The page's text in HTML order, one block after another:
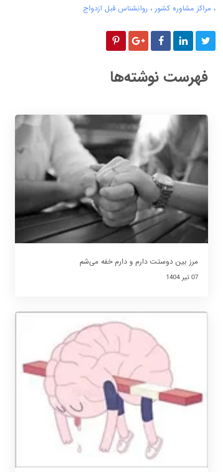
مراکز مشاوره کشور
روانشناس قبل ازدواج
فهرست نوشته‌ها
مرز بین دوستت دارم و دارم خفه می‌شم
07 تير 1404